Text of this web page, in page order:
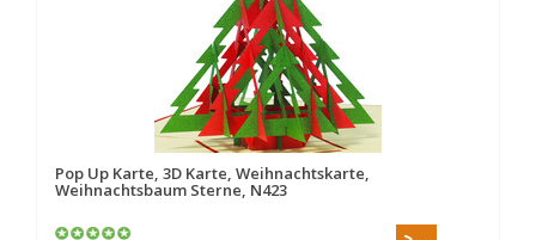
Pop Up Karte, 3D Karte, Weihnachtskarte,
Weihnachtsbaum Sterne, N423